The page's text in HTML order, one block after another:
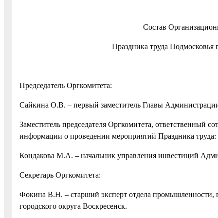
Состав
Праздника труда Подмосковья
Председатель Оргкомитета:
Сайкина О.В. – первый заместитель Главы
Заместитель председателя Оргкомитета, ответственный
информации о проведении мероприятий Праздника труда:
Кондакова М.А. – начальник управления инвестиций
Секретарь Оргкомитета:
Фокина В.Н. – старший эксперт отдела промышленности,
городского округа Воскресенск.